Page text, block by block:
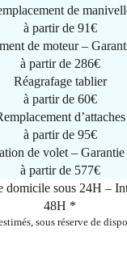
de
à partir de 91€
de moteur –
à partir de 286€
Réagrafage tablier
à partir de 60€
d’attaches
à partir de 95€
de volet – Garantie
à partir de 577€
domicile sous 24H –
48H *
sous réserve de